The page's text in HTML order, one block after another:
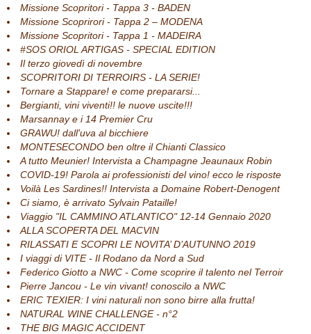
Missione Scopritori - Tappa 3 - BADEN
Missione Scoprirori - Tappa 2 – MODENA
Missione Scopritori - Tappa 1 - MADEIRA
#SOS ORIOL ARTIGAS - SPECIAL EDITION
Il terzo giovedì di novembre
SCOPRITORI DI TERROIRS - LA SERIE!
Tornare a Stappare! e come prepararsi...
Bergianti, vini viventi!! le nuove uscite!!!
Marsannay e i 14 Premier Cru
GRAWU! dall'uva al bicchiere
MONTESECONDO ben oltre il Chianti Classico
A tutto Meunier! Intervista a Champagne Jeaunaux Robin
COVID-19! Parola ai professionisti del vino! ecco le risposte
Voilà Les Sardines!! Intervista a Domaine Robert-Denogent
Ci siamo, è arrivato Sylvain Pataille!
Viaggio "IL CAMMINO ATLANTICO" 12-14 Gennaio 2020
ALLA SCOPERTA DEL MACVIN
RILASSATI E SCOPRI LE NOVITA’ D’AUTUNNO 2019
I viaggi di VITE - Il Rodano da Nord a Sud
Federico Giotto a NWC - Come scoprire il talento nel Terroir
Pierre Jancou - Le vin vivant! conoscilo a NWC
ERIC TEXIER: I vini naturali non sono birre alla frutta!
NATURAL WINE CHALLENGE - n°2
THE BIG MAGIC ACCIDENT